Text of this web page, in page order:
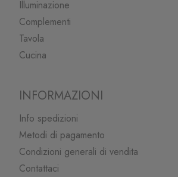
Illuminazione
Complementi
Tavola
Cucina
INFORMAZIONI
Info spedizioni
Metodi di pagamento
Condizioni generali di vendita
Contattaci